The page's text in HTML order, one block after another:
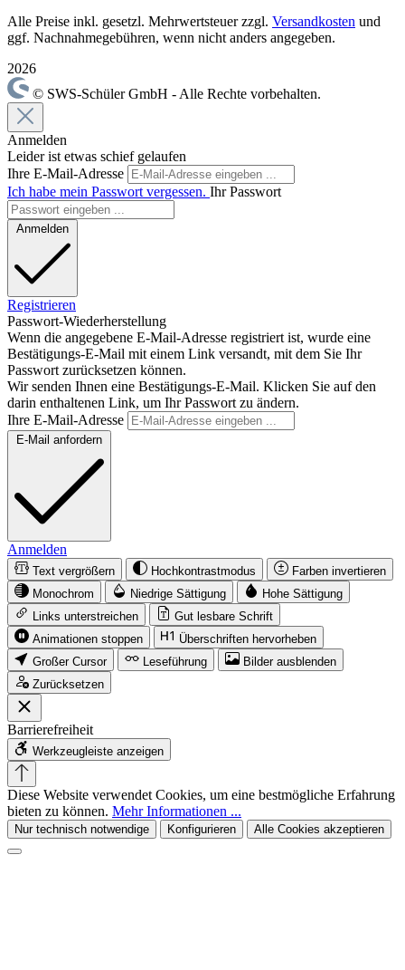
Alle Preise inkl. gesetzl. Mehrwertsteuer zzgl. Versandkosten und
ggf. Nachnahmegebühren, wenn nicht anders angegeben.
2026
© SWS-Schüler GmbH - Alle Rechte vorbehalten.
Anmelden
Leider ist etwas schief gelaufen
Ihre E-Mail-Adresse
Ich habe mein Passwort vergessen. Ihr Passwort
Anmelden
Registrieren
Passwort-Wiederherstellung
Wenn die angegebene E-Mail-Adresse registriert ist, wurde eine
Bestätigungs-E-Mail mit einem Link versandt, mit dem Sie Ihr
Passwort zurücksetzen können.
Wir senden Ihnen eine Bestätigungs-E-Mail. Klicken Sie auf den
darin enthaltenen Link, um Ihr Passwort zu ändern.
Ihre E-Mail-Adresse
E-Mail anfordern
Anmelden
Text vergrößern Hochkontrastmodus
Farben invertieren
Monochrom
Niedrige Sättigung
Hohe Sättigung
Links unterstreichen
Gut lesbare Schrift
Animationen stoppen
Überschriften hervorheben
Großer Cursor
Leseführung
Bilder ausblenden
Zurücksetzen
Barrierefreiheit
Werkzeugleiste anzeigen
Diese Website verwendet Cookies, um eine bestmögliche Erfahrung
bieten zu können. Mehr Informationen ...
Nur technisch notwendige Konfigurieren Alle Cookies akzeptieren